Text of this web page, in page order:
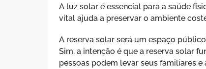
A luz solar é essencial para a saúde
vital ajuda a preservar o ambiente
A reserva solar será um espaço
Sim, a intenção é que a reserva solar
pessoas podem levar seus familiares